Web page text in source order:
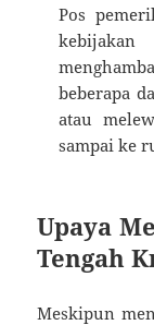
Pos
beberapa
atau
sampai ke
Upaya
Tengah
Meskipun